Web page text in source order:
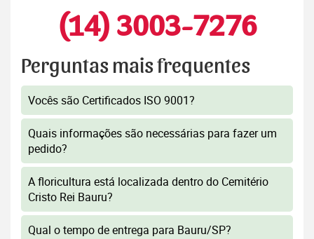
(14) 3003-7276
Perguntas mais frequentes
Vocês são Certificados ISO 9001?
Quais informações são necessárias para fazer um
pedido?
A floricultura está localizada dentro do Cemitério
Cristo Rei Bauru?
Qual o tempo de entrega para Bauru/SP?